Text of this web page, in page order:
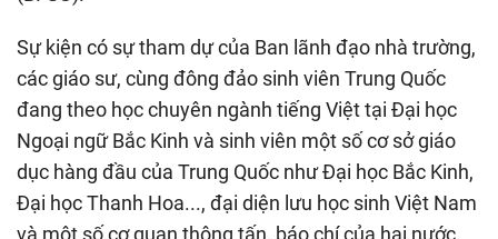
Sự kiện có sự tham dự của Ban lãnh đạo nhà trường,
các giáo sư, cùng đông đảo sinh viên Trung Quốc
đang theo học chuyên ngành tiếng Việt tại Đại học
Ngoại ngữ Bắc Kinh và sinh viên một số cơ sở giáo
dục hàng đầu của Trung Quốc như Đại học Bắc Kinh,
Đại học Thanh Hoa..., đại diện lưu học sinh Việt Nam
và một số cơ quan thông tấn, báo chí của hai nước.